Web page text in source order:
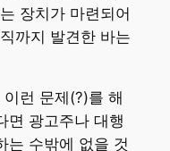
장치가 마련되어
까지 발견한 바는
런 문제(?)를 해
면 광고주나 대행
는 수밖에 없을 것